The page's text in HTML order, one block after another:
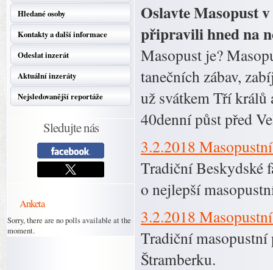
Hledané osoby
Kontakty a další informace
Odeslat inzerát
Aktuální inzeráty
Nejsledovanější reportáže
Sledujte nás
Anketa
Sorry, there are no polls available at the
moment.
Oslavte Masopust
připravili hned na
Masopust je?
tanečních zábav,
už svátkem Tří králů
40denní půst před
3.2.2018
Tradiční Beskydské
o nejlepší
3.2.2018
Tradiční masopustní
Štramberku.